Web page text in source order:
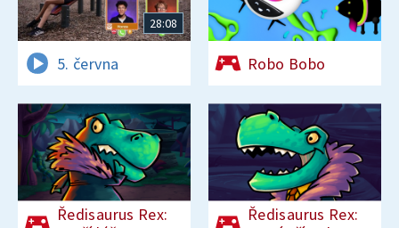
28:08
5. června Robo Bobo
Ředisaurus Rex:
Ředisaurus Rex: